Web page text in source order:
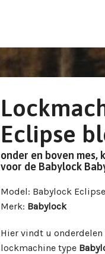
Eclipse
onder en boven mes,
voor de Babylock
Model: Babylock
Merk: Babylock
Hier vindt u
lockmachine type